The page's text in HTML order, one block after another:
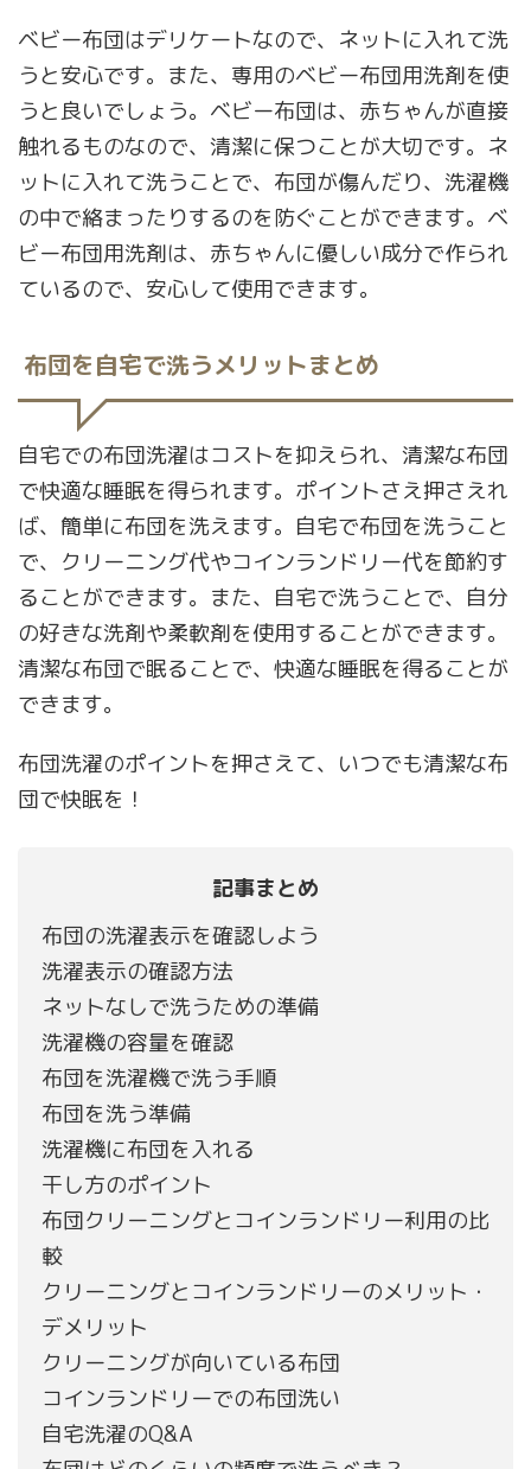
ベビー布団はデリケートなので、ネットに入れて洗
うと安心です。また、専用のベビー布団用洗剤を使
うと良いでしょう。ベビー布団は、赤ちゃんが直接
触れるものなので、清潔に保つことが大切です。ネ
ットに入れて洗うことで、布団が傷んだり、洗濯機
の中で絡まったりするのを防ぐことができます。ベ
ビー布団用洗剤は、赤ちゃんに優しい成分で作られ
ているので、安心して使用できます。
布団を自宅で洗うメリットまとめ
自宅での布団洗濯はコストを抑えられ、清潔な布団
で快適な睡眠を得られます。ポイントさえ押さえれ
ば、簡単に布団を洗えます。自宅で布団を洗うこと
で、クリーニング代やコインランドリー代を節約す
ることができます。また、自宅で洗うことで、自分
の好きな洗剤や柔軟剤を使用することができます。
清潔な布団で眠ることで、快適な睡眠を得ることが
できます。
布団洗濯のポイントを押さえて、いつでも清潔な布
団で快眠を！
記事まとめ
布団の洗濯表示を確認しよう
洗濯表示の確認方法
ネットなしで洗うための準備
洗濯機の容量を確認
布団を洗濯機で洗う手順
布団を洗う準備
洗濯機に布団を入れる
干し方のポイント
布団クリーニングとコインランドリー利用の比
較
クリーニングとコインランドリーのメリット・
デメリット
クリーニングが向いている布団
コインランドリーでの布団洗い
自宅洗濯のQ&A